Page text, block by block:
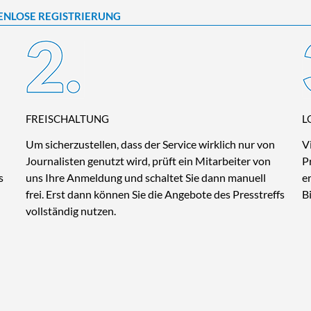
REGISTRIERUNG
FREISCHALTUNG
Um sicherzustellen, dass der Service wirklich nur von
Journalisten genutzt wird, prüft ein Mitarbeiter von
uns Ihre Anmeldung und schaltet Sie dann manuell
frei. Erst dann können Sie die Angebote des Presstreffs
vollständig nutzen.